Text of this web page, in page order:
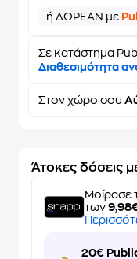
ή ΔΩΡΕΑΝ με
Σε κατάστημα
Διαθεσιμότητα
Στον χώρο σου
Άτοκες δόσεις
Μοίρασε
των
20€